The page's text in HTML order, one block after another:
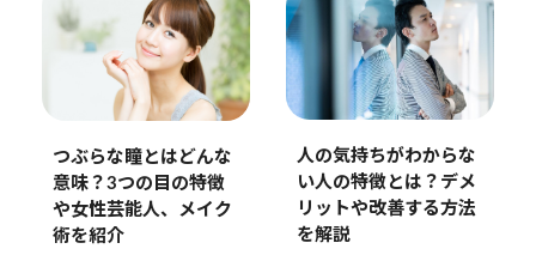
つぶらな瞳とはどんな
意味？3つの目の特徴
や女性芸能人、メイク
術を紹介
人の気持ちがわからな
い人の特徴とは？デメ
リットや改善する方法
を解説